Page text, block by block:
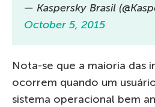
— Kaspersky Brasil
October 5, 2015
Nota-se que a maioria das
ocorrem quando um
sistema operacional bem